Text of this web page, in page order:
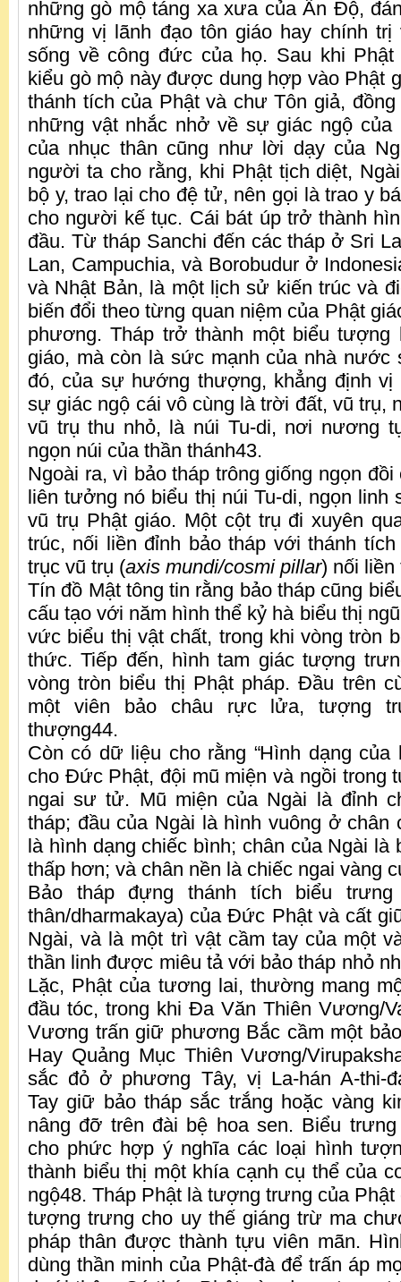
những gò mộ táng xa xưa của Ấn Độ,
những vị lãnh đạo tôn giáo hay chính
sống về công đức của họ. Sau khi
kiểu gò mộ này được dung hợp vào Phật
thánh tích của Phật và chư Tôn giả,
những vật nhắc nhở về sự giác ngộ
của nhục thân cũng như lời dạy của
người ta cho rằng, khi Phật tịch diệt,
bộ y, trao lại cho đệ tử, nên gọi là trao y
cho người kế tục. Cái bát úp trở thành
đầu. Từ tháp Sanchi đến các tháp ở Sri
Lan, Campuchia, và Borobudur ở
và Nhật Bản, là một lịch sử kiến trúc và
biến đổi theo từng quan niệm của Phật
phương. Tháp trở thành một biểu tượng
giáo, mà còn là sức mạnh của nhà nước
đó, của sự hướng thượng, khẳng định
sự giác ngộ cái vô cùng là trời đất, vũ trụ,
vũ trụ thu nhỏ, là núi Tu-di, nơi nương
ngọn núi của thần thánh43.
Ngoài ra, vì bảo tháp trông giống ngọn
liên tưởng nó biểu thị núi Tu-di, ngọn linh
vũ trụ Phật giáo. Một cột trụ đi xuyên
trúc, nối liền đỉnh bảo tháp với thánh
trục vũ trụ (axis mundi/cosmi pillar) nối liền
Tín đồ Mật tông tin rằng bảo tháp cũng
cấu tạo với năm hình thể kỷ hà biểu thị
vức biểu thị vật chất, trong khi vòng tròn
thức. Tiếp đến, hình tam giác tượng
vòng tròn biểu thị Phật pháp. Đầu trên
một viên bảo châu rực lửa, tượng
thượng44.
Còn có dữ liệu cho rằng “Hình dạng của
cho Đức Phật, đội mũ miện và ngồi trong
ngai sư tử. Mũ miện của Ngài là đỉnh
tháp; đầu của Ngài là hình vuông ở chân
là hình dạng chiếc bình; chân của Ngài là
thấp hơn; và chân nền là chiếc ngai vàng
Bảo tháp đựng thánh tích biểu
thân/dharmakaya) của Đức Phật và cất
Ngài, và là một trì vật cầm tay của một
thần linh được miêu tả với bảo tháp nhỏ
Lặc, Phật của tương lai, thường mang
đầu tóc, trong khi Đa Văn Thiên Vương/
Vương trấn giữ phương Bắc cầm một
Hay Quảng Mục Thiên Vương/
sắc đỏ ở phương Tây, vị La-hán A-thi-
Tay giữ bảo tháp sắc trắng hoặc vàng
nâng đỡ trên đài bệ hoa sen. Biểu
cho phức hợp ý nghĩa các loại hình
thành biểu thị một khía cạnh cụ thể của
ngộ48. Tháp Phật là tượng trưng của Phật
tượng trưng cho uy thế giáng trừ ma
pháp thân được thành tựu viên mãn.
dùng thần minh của Phật-đà để trấn áp